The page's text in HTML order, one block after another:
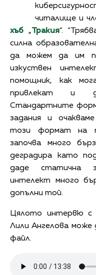
читалище и
хъб „Тракия“.
силна
да можем да им
изкуствен
помощник, как
привлекат и
Стандартните
задания и
този формат на
започва много
деградира като
даде статична
интелект много
допълни той.
Цялото интервю с
Лили Ангелова може
файл.